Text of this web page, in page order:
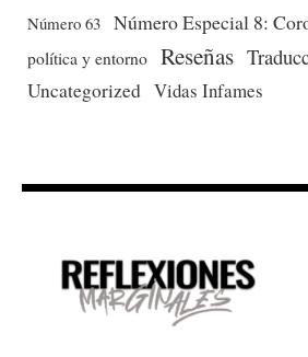
Número 63 Número Especial 8:
política y entorno Reseñas
Uncategorized Vidas Infames